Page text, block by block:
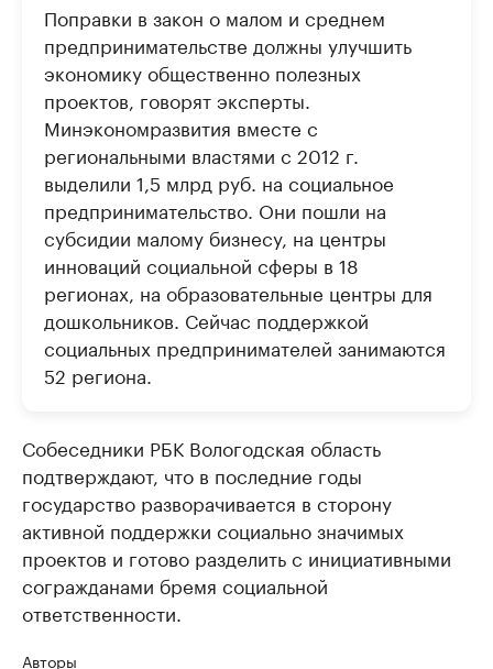
Поправки в закон о малом и среднем
предпринимательстве должны улучшить
экономику общественно полезных
проектов, говорят эксперты.
Минэкономразвития вместе с
региональными властями с 2012 г.
выделили 1,5 млрд руб. на социальное
предпринимательство. Они пошли на
субсидии малому бизнесу, на центры
инноваций социальной сферы в 18
регионах, на образовательные центры для
дошкольников. Сейчас поддержкой
социальных предпринимателей занимаются
52 региона.
Собеседники РБК Вологодская область
подтверждают, что в последние годы
государство разворачивается в сторону
активной поддержки социально значимых
проектов и готово разделить с инициативными
согражданами бремя социальной
ответственности.
Авторы